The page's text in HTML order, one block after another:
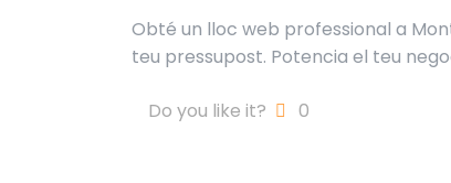
Obté un lloc web professional a
teu pressupost. Potencia el teu
Do you like it? 0